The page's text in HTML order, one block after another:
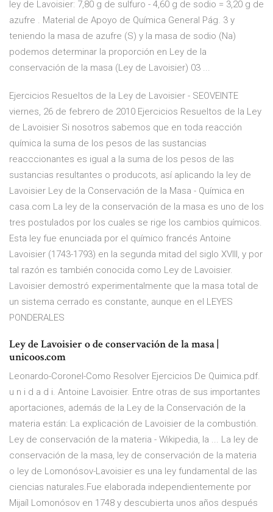
ley de Lavoisier: 7,80 g de sulfuro - 4,60 g de sodio = 3,20 g de
azufre . Material de Apoyo de Química General Pág. 3 y
teniendo la masa de azufre (S) y la masa de sodio (Na)
podemos determinar la proporción en Ley de la
conservación de la masa (Ley de Lavoisier) 03 ...
Ejercicios Resueltos de la Ley de Lavoisier - SEOVEINTE
viernes, 26 de febrero de 2010 Ejercicios Resueltos de la Ley
de Lavoisier Si nosotros sabemos que en toda reacción
química la suma de los pesos de las sustancias
reacccionantes es igual a la suma de los pesos de las
sustancias resultantes o producots, así aplicando la ley de
Lavoisier Ley de la Conservación de la Masa - Química en
casa.com La ley de la conservación de la masa es uno de los
tres postulados por los cuales se rige los cambios químicos.
Esta ley fue enunciada por el químico francés Antoine
Lavoisier (1743-1793) en la segunda mitad del siglo XVIII, y por
tal razón es también conocida como Ley de Lavoisier.
Lavoisier demostró experimentalmente que la masa total de
un sistema cerrado es constante, aunque en el LEYES
PONDERALES
Ley de Lavoisier o de conservación de la masa |
unicoos.com
Leonardo-Coronel-Como Resolver Ejercicios De Quimica.pdf.
u n i d a d i. Antoine Lavoisier. Entre otras de sus importantes
aportaciones, además de la Ley de la Conservación de la
materia están: La explicación de Lavoisier de la combustión.
Ley de conservación de la materia - Wikipedia, la ... La ley de
conservación de la masa, ley de conservación de la materia
o ley de Lomonósov-Lavoisier es una ley fundamental de las
ciencias naturales.Fue elaborada independientemente por
Mijaíl Lomonósov en 1748 y descubierta unos años después